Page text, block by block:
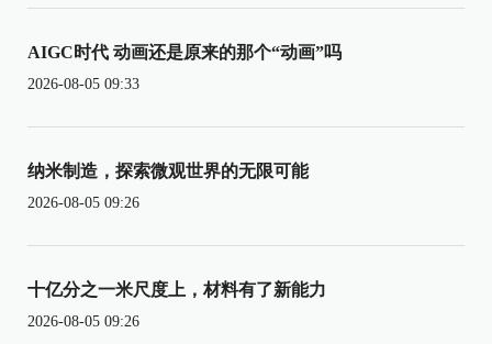
AIGC时代 动画还是原来的那个“动画”吗
2026-08-05 09:33
纳米制造，探索微观世界的无限可能
2026-08-05 09:26
十亿分之一米尺度上，材料有了新能力
2026-08-05 09:26